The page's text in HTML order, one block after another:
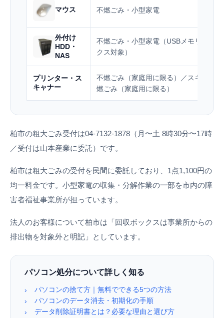
マウス 不燃ごみ・小型家電
外付け
HDD・
NAS
不燃ごみ・小型家電（USBメモリは回収
クス対象）
プリンター・ス
キャナー
不燃ごみ（家庭用に限る）／スキャナー
燃ごみ（家庭用に限る）
柏市の粗大ごみ受付は04-7132-1878（月〜土 8時30分〜17時
／受付は山本産業に委託）です。
柏市は粗大ごみの受付を民間に委託しており、1点1,100円の
均一料金です。小型家電の収集・分解作業の一部を市内の障
害者福祉事業所が担っています。
法人のお客様について柏市は「回収ボックスは事業所からの
排出物を対象外と明記」としています。
パソコン処分について詳しく知る
›
パソコンの捨て方｜無料でできる5つの方法
›
パソコンのデータ消去・初期化の手順
›
データ削除証明書とは？必要な理由と選び方